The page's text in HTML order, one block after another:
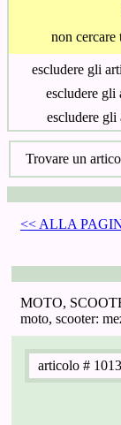
non cercare
escludere gli
escludere gli
escludere gli
Trovare un
<< ALLA
MOTO,
moto, scooter:
articolo #